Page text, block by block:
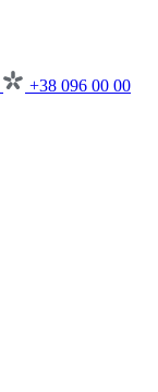
+38 096 00 00